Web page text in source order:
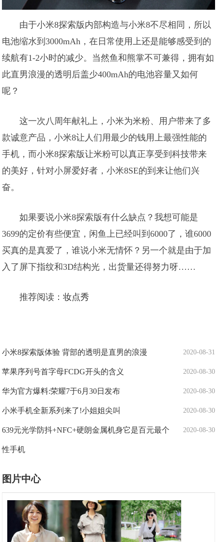
由于小米8探索版内部构造与小米8不尽相同，所以
电池缩水到3000mAh，在日常使用上还是能够感受到的
续航有1-2小时的减少。当然鱼和熊掌不可兼得，拥有如
此直男浪漫的透明后盖少400mAh的电池容量又如何
呢？
这一次八周年献礼上，小米为米粉、用户带来了多
款诚意产品，小米8让人们用最少的钱用上最强性能的
手机，而小米8探索版让米粉可以真正享受到科技带来
的美好，针对小屏爱好者，小米8SE的到来让他们兴
奋。
如果要说小米8探索版有什么缺点？我想可能是
3699的定价有些便宜，闲鱼上已经叫到6000了，谁6000
买真的是真爱了，谁说小米无情怀？另一个就是由于加
入了屏下指纹和3D结构光，出货量还得努力呀……
推荐阅读：妆点秀
2020-08-31
小米8探索版体验 背部的透明是直男的浪漫
2020-08-30
苹果序列号首字母FCDG开头的含义
2020-08-30
华为官方爆料:荣耀7于6月30日发布
2020-08-30
小米手机全新系列来了!小姐姐尖叫
2020-08-30
639元光学防抖+NFC+硬朗金属机身它是百元最个
性手机
图片中心